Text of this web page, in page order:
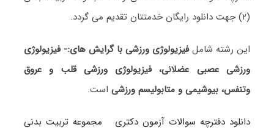
(۲) جهت دانلود رایگان خدمتتان تقدیم می گردد.
این رشته شاملفیزیولوژی ورزشی با گرایش های:-فیزیولوژی
ورزشی عصبی عضلانی، فیزیولوژی ورزشی قلب و عروق
وتنفس، بیوشیمی و متابولیسم ورزشیاست.
دانلود دفترچه سوالات آزمون دکتری مجموعه تربیت بدنی